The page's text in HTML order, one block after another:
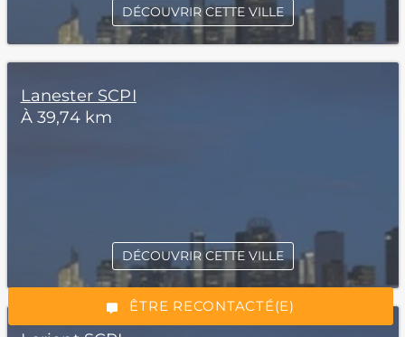
“Excellent”, 165 avis
ÊTRE RECONTACTÉ(E)
DÉCOUVRIR CETTE VILLE
Lanester SCPI
À 39,74 km
DÉCOUVRIR CETTE VILLE